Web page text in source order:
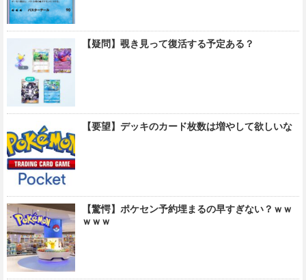
【疑問】覗き見って復活する予定ある？
【要望】デッキのカード枚数は増やして欲しいな
【驚愕】ポケセン予約埋まるの早すぎない？ｗｗ
ｗｗｗ